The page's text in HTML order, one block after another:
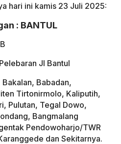
hari ini kamis 23 Juli 2025:
: BANTUL
Jl Bantul
Babadan,
Tirtonirmolo, Kaliputih,
Pulutan, Tegal Dowo,
Bangmalang
Pendowoharjo/TWR
dan Sekitarnya.